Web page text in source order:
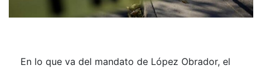
En lo que va del mandato de López Obrador, el